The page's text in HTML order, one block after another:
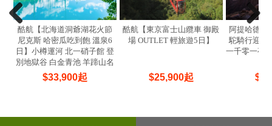
酷航【北海道洞爺湖花火節
尼克斯 哈密瓜吃到飽 溫泉6
日】小樽運河 北一硝子館 登
別地獄谷 白金青池 羊蹄山名
水公園
$33,900起
酷航【東京富士山纜車 御殿
場 OUTLET 輕旅遊5日】
$25,900起
阿提哈德航
駝騎行迎西
一千零一夜
$